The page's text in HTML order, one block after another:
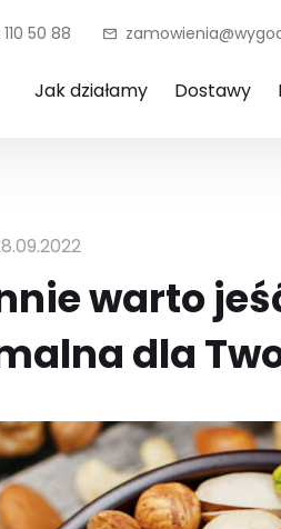
50 88
Jak działamy Dostawy
warto
dla